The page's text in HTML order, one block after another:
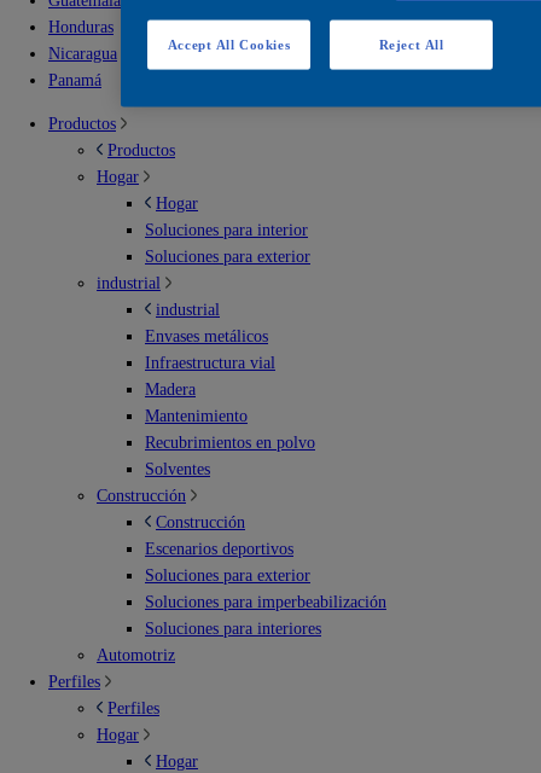
Honduras
Nicaragua
Panamá
Productos
Productos
Hogar
Hogar
Soluciones para interior
Soluciones para exterior
industrial
industrial
Envases metálicos
Infraestructura vial
Madera
Mantenimiento
Recubrimientos en polvo
Solventes
Construcción
Construcción
Escenarios deportivos
Soluciones para exterior
Soluciones para imperbeabilización
Soluciones para interiores
Automotriz
Perfiles
Perfiles
Hogar
Hogar
Reject All
Accept All Cookies